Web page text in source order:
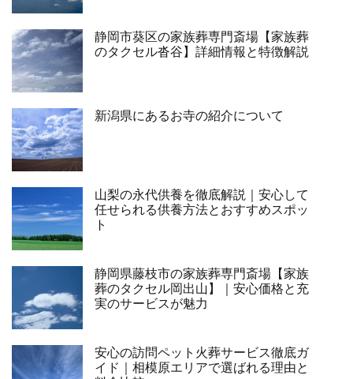
静岡市葵区の家族葬専門斎場【家族葬
のタクセル沓谷】詳細情報と特徴解説
新潟県にあるお寺の紹介について
山梨の永代供養を徹底解説｜安心して
任せられる供養方法とおすすめスポッ
ト
静岡県藤枝市の家族葬専門斎場【家族
葬のタクセル岡出山】｜安心価格と充
実のサービスが魅力
安心の訪問ペット火葬サービス徹底ガ
イド｜相模原エリアで選ばれる理由と